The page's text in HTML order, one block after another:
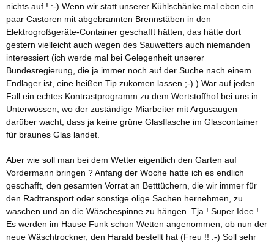
nichts auf ! :-) Wenn wir statt unserer Kühlschänke mal eben ein
paar Castoren mit abgebrannten Brennstäben in den
Elektrogroßgeräte-Container geschafft hätten, das hätte dort
gestern vielleicht auch wegen des Sauwetters auch niemanden
interessiert (ich werde mal bei Gelegenheit unserer
Bundesregierung, die ja immer noch auf der Suche nach einem
Endlager ist, eine heißen Tip zukomen lassen ;-) ) War auf jeden
Fall ein echtes Kontrastprogramm zu dem Wertstoffhof bei uns in
Unterwössen, wo der zuständige Miarbeiter mit Argusaugen
darüber wacht, dass ja keine grüne Glasflasche im Glascontainer
für braunes Glas landet.
Aber wie soll man bei dem Wetter eigentlich den Garten auf
Vordermann bringen ? Anfang der Woche hatte ich es endlich
geschafft, den gesamten Vorrat an Betttüchern, die wir immer für
den Radtransport oder sonstige ölige Sachen hernehmen, zu
waschen und an die Wäschespinne zu hängen. Tja ! Super Idee !
Es werden im Hause Funk schon Wetten angenommen, ob nun der
neue Wäschtrockner, den Harald bestellt hat (Freu !! :-) Soll sehr